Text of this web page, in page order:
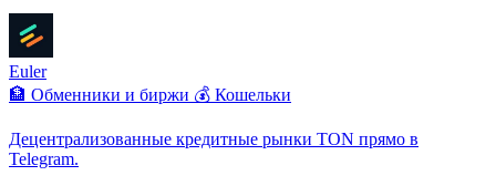
Euler
🏦 Обменники и биржи 💰 Кошельки
Децентрализованные кредитные рынки TON прямо в
Telegram.